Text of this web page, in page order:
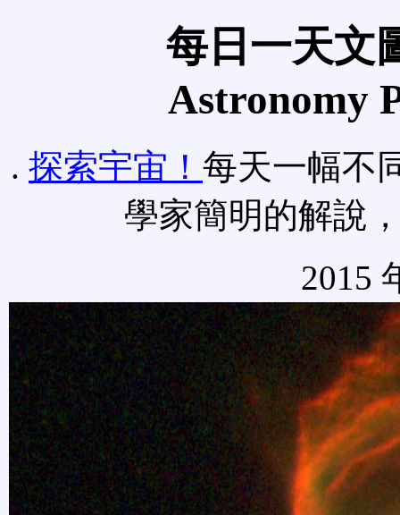
每日一天文
Astronomy
. 探索宇宙！ 每天一幅不
學家簡明的解說
2015